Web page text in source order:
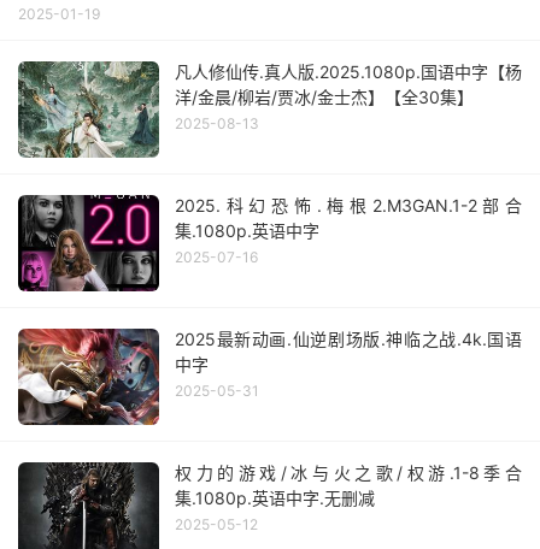
2025-01-19
凡人修仙传.真人版.2025.1080p.国语中字【杨
洋/金晨/柳岩/贾冰/金士杰】【全30集】
2025-08-13
2025.科幻恐怖.梅根2.M3GAN.1-2部合
集.1080p.英语中字
2025-07-16
2025最新动画.仙逆剧场版.神临之战.4k.国语
中字
2025-05-31
权力的游戏/冰与火之歌/权游.1-8季合
集.1080p.英语中字.无删减
2025-05-12